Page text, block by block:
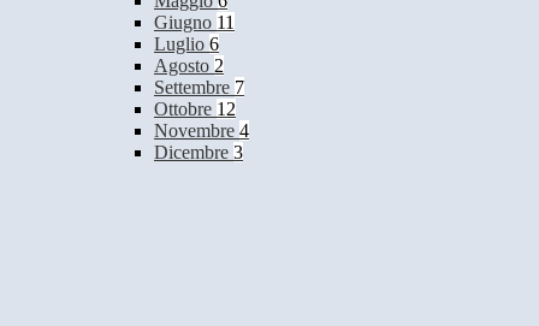
Giugno 11
Luglio 6
Agosto 2
Settembre 7
Ottobre 12
Novembre 4
Dicembre 3